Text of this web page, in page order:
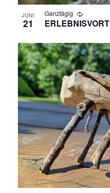
JUNI
21
Ganztägig